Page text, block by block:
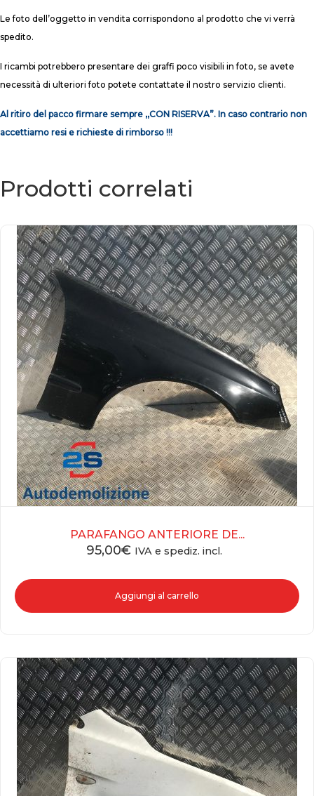
Le foto dell’oggetto in vendita corrispondono al prodotto che vi verrà
spedito.
I ricambi potrebbero presentare dei graffi poco visibili in foto, se avete
necessità di ulteriori foto potete contattate il nostro servizio clienti.
Al ritiro del pacco firmare sempre ,,CON RISERVA”. In caso contrario non
accettiamo resi e richieste di rimborso !!!
Prodotti correlati
PARAFANGO ANTERIORE DE...
95,00€ IVA e spediz. incl.
Aggiungi al carrello